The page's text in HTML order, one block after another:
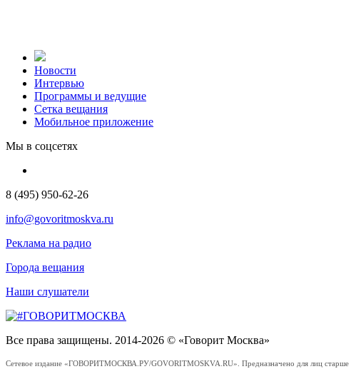
Новости
Интервью
Программы и ведущие
Сетка вещания
Мобильное приложение
Мы в соцсетях
8 (495) 950-62-26
info@govoritmoskva.ru
Реклама на радио
Города вещания
Наши слушатели
Все права защищены. 2014-2026 © «Говорит Москва»
Сетевое издание «ГОВОРИТМОСКВА.РУ/GOVORITMOSKVA.RU». Предназначено для лиц старше